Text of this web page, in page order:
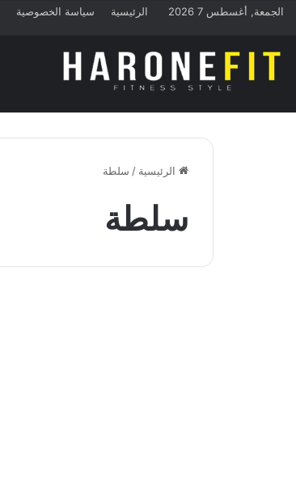
الجمعة, أغسطس 7 2026 الرئيسية سياسة الخصوصية
الرئيسية / سلطة
سلطة